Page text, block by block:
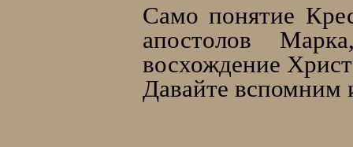
Само понятие
апостолов
восхождение
Давайте вспомним